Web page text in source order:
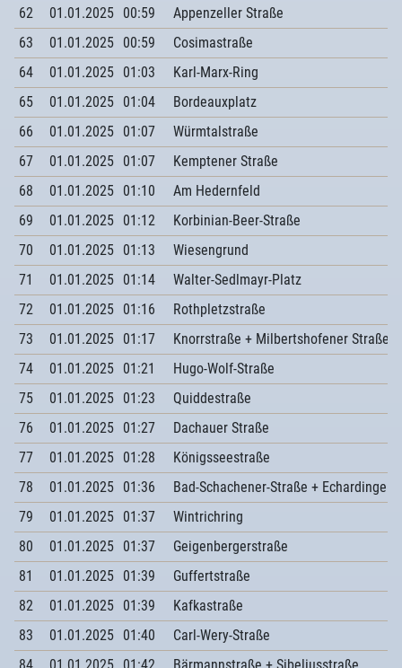
62
01.01.2025 00:59
Appenzeller Straße
63
01.01.2025 00:59
Cosimastraße
64
01.01.2025 01:03
Karl-Marx-Ring
65
01.01.2025 01:04
Bordeauxplatz
66
01.01.2025 01:07
Würmtalstraße
67
01.01.2025 01:07
Kemptener Straße
68
01.01.2025 01:10
Am Hedernfeld
69
01.01.2025 01:12
Korbinian-Beer-Straße
70
01.01.2025 01:13
Wiesengrund
71
01.01.2025 01:14
Walter-Sedlmayr-Platz
72
01.01.2025 01:16
Rothpletzstraße
73
01.01.2025 01:17
Knorrstraße + Milbertshofener Straße
74
01.01.2025 01:21
Hugo-Wolf-Straße
75
01.01.2025 01:23
Quiddestraße
76
01.01.2025 01:27
Dachauer Straße
77
01.01.2025 01:28
Königsseestraße
78
01.01.2025 01:36
Bad-Schachener-Straße + Echardinger
79
01.01.2025 01:37
Wintrichring
80
01.01.2025 01:37
Geigenbergerstraße
81
01.01.2025 01:39
Guffertstraße
82
01.01.2025 01:39
Kafkastraße
83
01.01.2025 01:40
Carl-Wery-Straße